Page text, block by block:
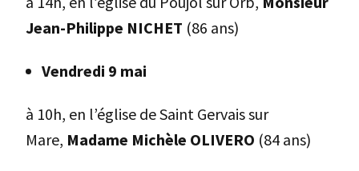
Jean-Philippe NICHET (86 ans)
Vendredi 9 mai
à 10h, en l’église de Saint Gervais sur
Mare, Madame Michèle OLIVERO (84 ans)